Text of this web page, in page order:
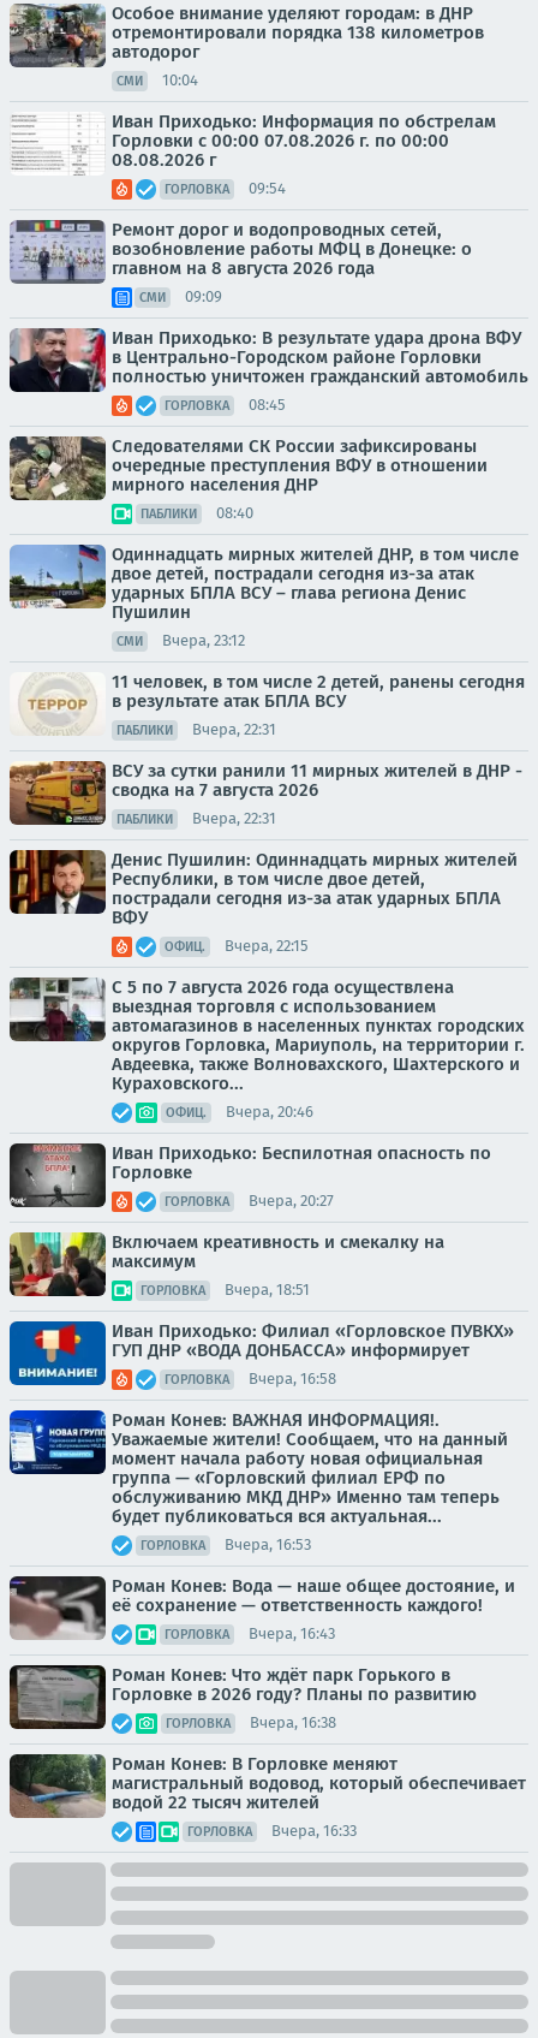
Особое внимание уделяют городам: в ДНР
отремонтировали порядка 138 километров
автодорог
СМИ 10:04
Иван Приходько: Информация по обстрелам
Горловки с 00:00 07.08.2026 г. по 00:00
08.08.2026 г
ГОРЛОВКА 09:54
Ремонт дорог и водопроводных сетей,
возобновление работы МФЦ в Донецке: о
главном на 8 августа 2026 года
СМИ 09:09
Иван Приходько: В результате удара дрона ВФУ
в Центрально-Городском районе Горловки
полностью уничтожен гражданский автомобиль
ГОРЛОВКА 08:45
Следователями СК России зафиксированы
очередные преступления ВФУ в отношении
мирного населения ДНР
ПАБЛИКИ 08:40
Одиннадцать мирных жителей ДНР, в том числе
двое детей, пострадали сегодня из-за атак
ударных БПЛА ВСУ – глава региона Денис
Пушилин
СМИ Вчера, 23:12
11 человек, в том числе 2 детей, ранены сегодня
в результате атак БПЛА ВСУ
ПАБЛИКИ Вчера, 22:31
ВСУ за сутки ранили 11 мирных жителей в ДНР -
сводка на 7 августа 2026
ПАБЛИКИ Вчера, 22:31
Денис Пушилин: Одиннадцать мирных жителей
Республики, в том числе двое детей,
пострадали сегодня из-за атак ударных БПЛА
ВФУ
ОФИЦ. Вчера, 22:15
С 5 по 7 августа 2026 года осуществлена
выездная торговля с использованием
автомагазинов в населенных пунктах городских
округов Горловка, Мариуполь, на территории г.
Авдеевка, также Волновахского, Шахтерского и
Кураховского...
ОФИЦ. Вчера, 20:46
Иван Приходько: Беспилотная опасность по
Горловке
ГОРЛОВКА Вчера, 20:27
Включаем креативность и смекалку на
максимум
ГОРЛОВКА Вчера, 18:51
Иван Приходько: Филиал «Горловское ПУВКХ»
ГУП ДНР «ВОДА ДОНБАССА» информирует
ГОРЛОВКА Вчера, 16:58
Роман Конев: ВАЖНАЯ ИНФОРМАЦИЯ!.
Уважаемые жители! Сообщаем, что на данный
момент начала работу новая официальная
группа — «Горловский филиал ЕРФ по
обслуживанию МКД ДНР» Именно там теперь
будет публиковаться вся актуальная...
ГОРЛОВКА Вчера, 16:53
Роман Конев: Вода — наше общее достояние, и
её сохранение — ответственность каждого!
ГОРЛОВКА Вчера, 16:43
Роман Конев: Что ждёт парк Горького в
Горловке в 2026 году? Планы по развитию
ГОРЛОВКА Вчера, 16:38
Роман Конев: В Горловке меняют
магистральный водовод, который обеспечивает
водой 22 тысяч жителей
ГОРЛОВКА Вчера, 16:33